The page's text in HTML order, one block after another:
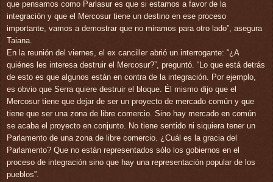
que pensamos como Parlasur es que si estamos a favor de la
integración y que el Mercosur tiene un destino en ese proceso
importante, vamos a demostrar que no miramos para otro lado”, asegura
Taiana.
En la reunión del viernes, el ex canciller abrió un interrogante: “¿A
quiénes les interesa destruir el Mercosur?”, preguntó. “Lo que está detrás
de esto es que algunos están en contra de la integración. Por ejemplo,
es obvio que Serra quiere destruir el bloque. Él mismo dijo que el
Mercosur tiene que dejar de ser un proyecto de mercado común y que
tiene que ser una zona de libre comercio. Sino hay mercado en común
se acaba el proyecto en conjunto. No tiene sentido ni siquiera tener un
Parlamento de una zona de libre comercio. ¿Cuál es la gracia del
Parlamento? Que no están representados sólo los gobiernos en el
proceso de integración sino que hay una representación popular de los
pueblos”.